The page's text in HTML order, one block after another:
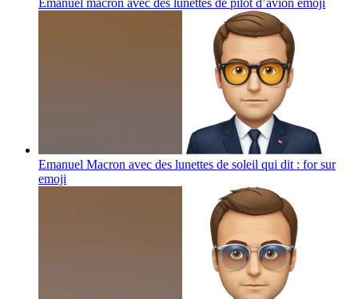
Emanuel Macron avec des lunettes de soleil qui dit : for sur
emoji